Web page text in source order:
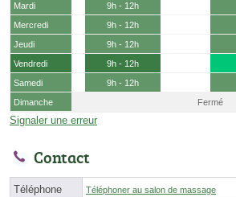
Mardi
9h - 12h
Mercredi
9h - 12h
Jeudi
9h - 12h
Vendredi
9h - 12h
Samedi
9h - 12h
Dimanche
Fermé
Signaler une erreur
Contact
Téléphone Téléphoner au salon de massage